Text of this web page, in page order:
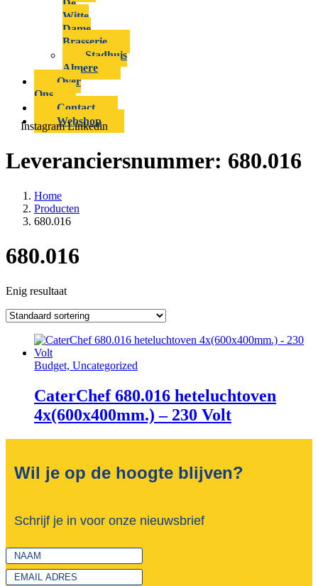
De
Witte
Dame
Brasserie
Stadhuis
Almere
Over
Ons
Contact
Webshop
Instagram Linkedin
Leveranciersnummer: 680.016
Home
Producten
680.016
680.016
Enig resultaat
Budget, Uncategorized
CaterChef 680.016 heteluchtoven
4x(600x400mm.) – 230 Volt
Wil je op de hoogte blijven?
Schrijf je in voor onze nieuwsbrief